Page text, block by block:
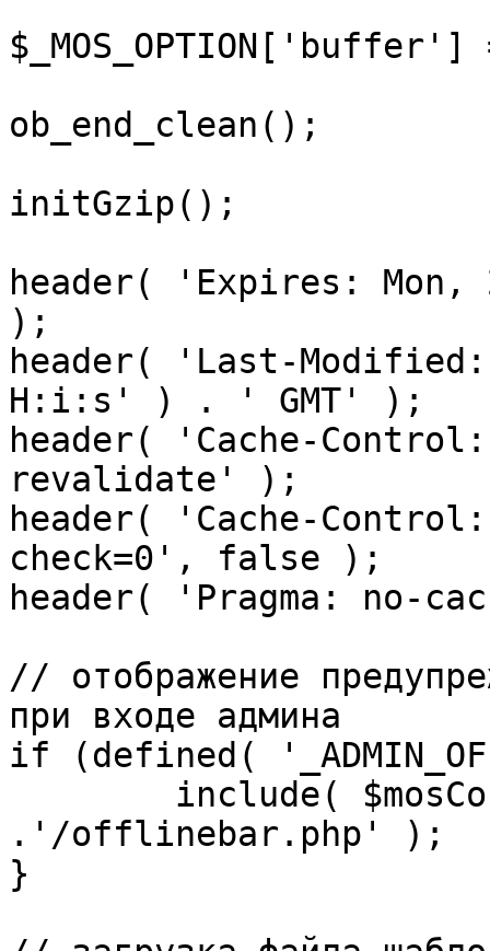
ob_end_clean();
initGzip();
header( 'Expires: Mon,
);
header( 'Last-
H:i:s' ) . ' GMT' );
header( 'Cache-
revalidate' );
header( 'Cache-
check=0', false );
header( 'Pragma: no-
// отображение
при входе админа
if (defined(
.'/offlinebar.php' );
}